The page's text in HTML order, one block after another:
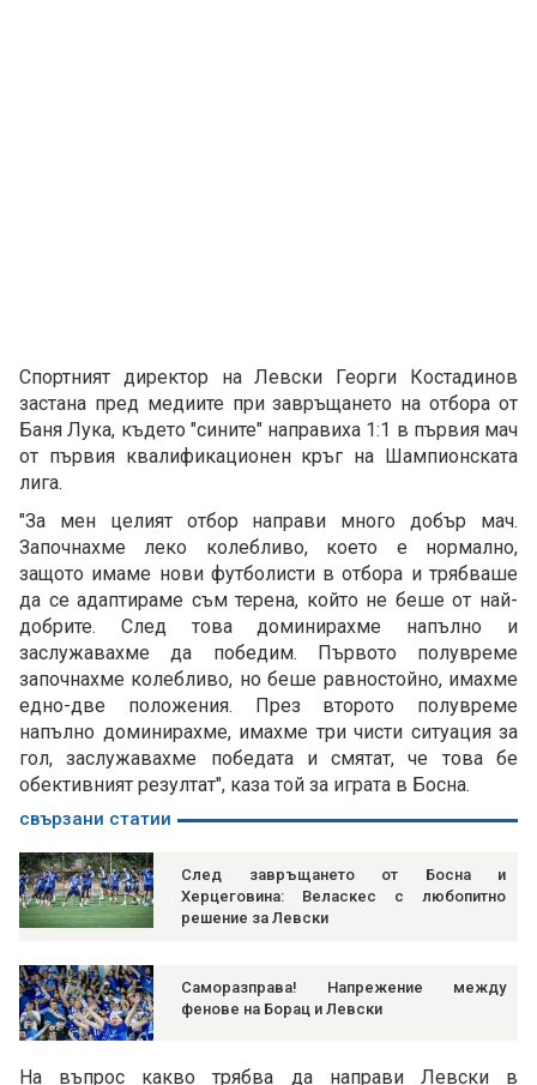
Спортният директор на Левски Георги Костадинов
застана пред медиите при завръщането на отбора от
Баня Лука, където "сините" направиха 1:1 в първия мач
от първия квалификационен кръг на Шампионската
лига.
"За мен целият отбор направи много добър мач.
Започнахме леко колебливо, което е нормално,
защото имаме нови футболисти в отбора и трябваше
да се адаптираме съм терена, който не беше от най-
добрите. След това доминирахме напълно и
заслужавахме да победим. Първото полувреме
започнахме колебливо, но беше равностойно, имахме
едно-две положения. През второто полувреме
напълно доминирахме, имахме три чисти ситуация за
гол, заслужавахме победата и смятат, че това бе
обективният резултат", каза той за играта в Босна.
свързани статии
След завръщането от Босна и
Херцеговина: Веласкес с любопитно
решение за Левски
Саморазправа! Напрежение между
фенове на Борац и Левски
На въпрос какво трябва да направи Левски в